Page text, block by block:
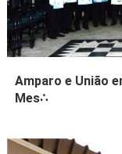
Amparo e União
Mes∴